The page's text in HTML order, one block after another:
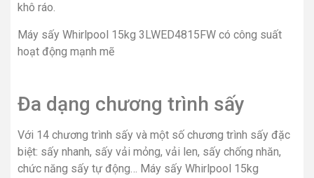
khô ráo.
Máy sấy Whirlpool 15kg 3LWED4815FW có công suất
hoạt động mạnh mẽ
Đa dạng chương trình sấy
Với 14 chương trình sấy và một số chương trình sấy đặc
biệt: sấy nhanh, sấy vải mỏng, vải len, sấy chống nhăn,
chức năng sấy tự động… Máy sấy Whirlpool 15kg